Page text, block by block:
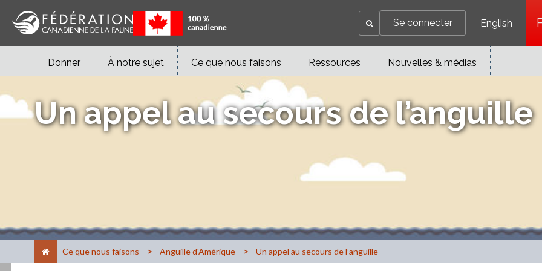
Se connecter English
Donner À notre sujet Ce que nous faisons Ressources Nouvelles & médias
Un appel au secours de l’anguille
Ce que nous faisons > Anguille d'Amérique > Un appel au secours de l’anguille